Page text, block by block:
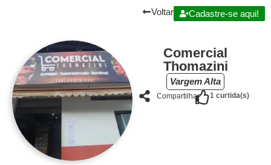
Cadastre-se aqui!
Voltar
Comercial
Thomazini
Vargem Alta
Compartilhar 1 curtida(s)